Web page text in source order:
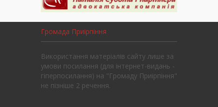
Громада Приірпіння
Використання матеріалів сайту лише за
умови посилання (для інтернет-видань -
гіперпосилання) на "Громаду Приірпіння"
не пізніше 2 речення.